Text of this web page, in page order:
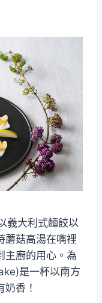
義大利式麵餃以
蘑菇高湯在嘴裡
主廚的用心。為
是一杯以南方
香！